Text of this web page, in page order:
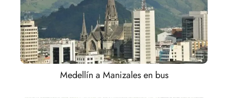
Medellín a Manizales en bus